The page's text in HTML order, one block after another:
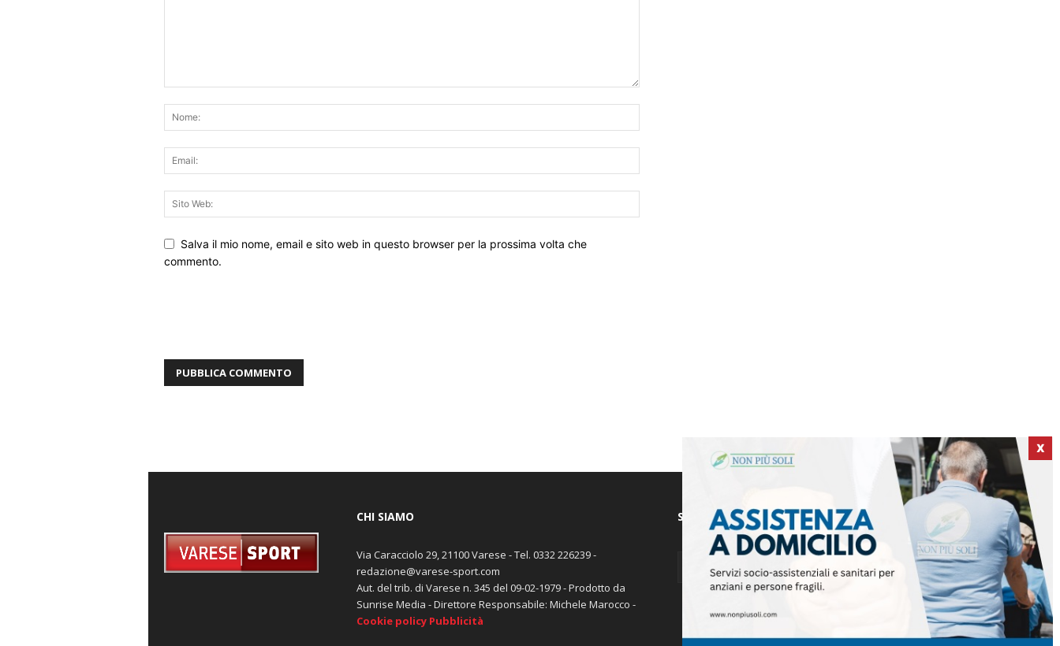
Salva il mio nome, email e sito web in questo browser per la prossima volta che
commento.
X
CHI SIAMO
Via Caracciolo 29, 21100 Varese - Tel. 0332 226239 -
redazione@varese-sport.com
Aut. del trib. di Varese n. 345 del 09-02-1979 - Prodotto da
Sunrise Media - Direttore Responsabile: Michele Marocco -
Cookie policy Pubblicità
SEGUICI